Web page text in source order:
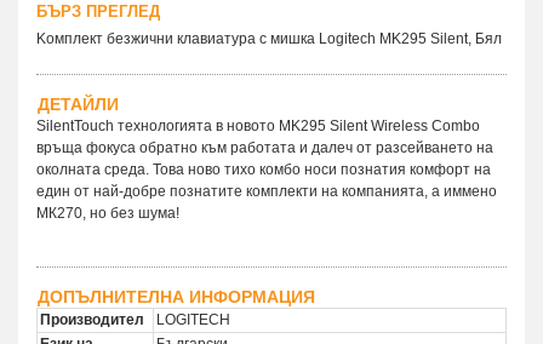
БЪРЗ ПРЕГЛЕД
Kомплект безжични клавиатура с мишка Logitech MK295 Silent, Бял
ДЕТАЙЛИ
SilentTouch технологията в новото MK295 Silent Wireless Combo
връща фокуса обратно към работата и далеч от разсейването на
околната среда. Това ново тихо комбо носи познатия комфорт на
един от най-добре познатите комплекти на компанията, а иммено
МК270, но без шума!
ДОПЪЛНИТЕЛНА ИНФОРМАЦИЯ
Производител
LOGITECH